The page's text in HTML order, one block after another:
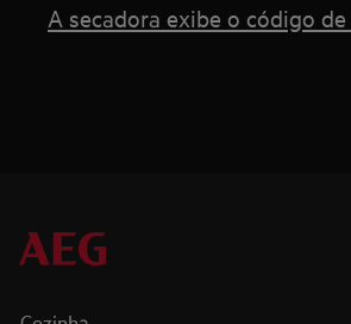
A secadora exibe o código